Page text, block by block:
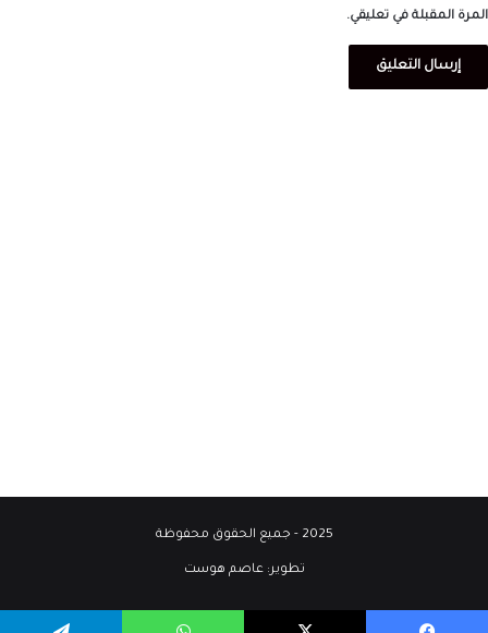
المرة المقبلة في تعليقي.
2025 - جميع الحقوق محفوظة
تطوير:عاصم هوست